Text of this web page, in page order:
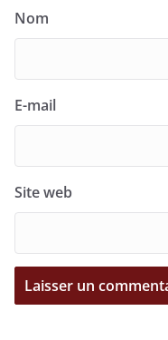
Nom
E-mail
Site web